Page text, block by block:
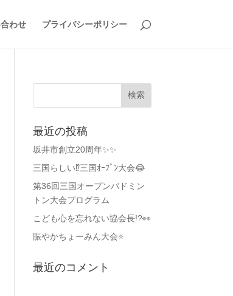
わせ プライバシーポリシー
最近の投稿
坂井市創立20周年✨✨
三国らしい⁉️三国ｵｰﾌﾟﾝ大会😂
第36回三国オープンバドミン
トン大会プログラム
こども心を忘れない協会長!?👀
賑やかちょーみん大会⭐
最近のコメント